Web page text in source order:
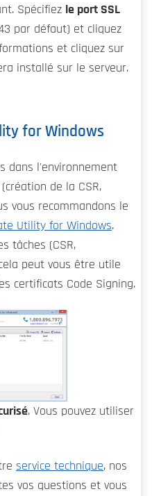
Spécifiez le port SSL
par défaut) et cliquez
et cliquez sur
installé sur le serveur.
for Windows
dans l'environnement
de la CSR,
vous recommandons le
Utility for Windows.
tâches (CSR,
peut vous être utile
certificats Code Signing.
. Vous pouvez utiliser
service technique, nos
vos questions et vous